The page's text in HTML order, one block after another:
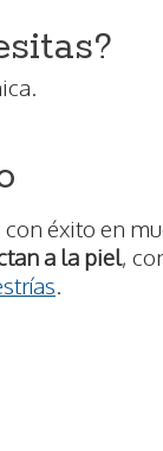
éxito en
a la piel,
.